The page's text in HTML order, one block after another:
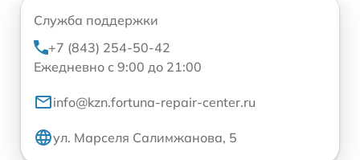
Служба поддержки
+7 (843) 254-50-42
Ежедневно с 9:00 до 21:00
info@kzn.fortuna-repair-center.ru
ул. Марселя Салимжанова, 5